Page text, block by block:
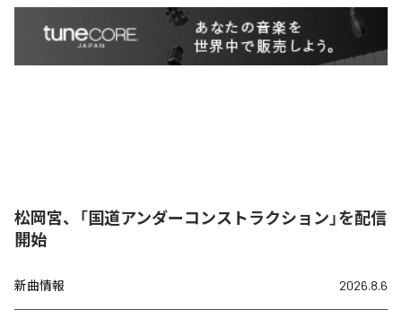
松岡宮、「国道アンダーコンストラクション」を配信
開始
新曲情報 2026.8.6